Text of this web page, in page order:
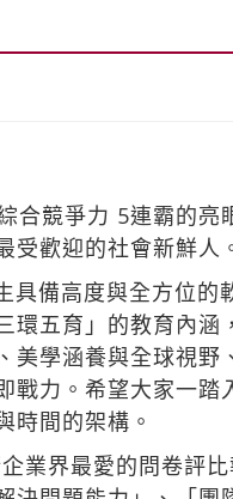
合競爭力 5連霸的
受歡迎的社會新鮮人
備高度與全方位
環五育」的教育內
學涵養與全球視
力。希望大家一
時間的架構。
業界最愛的問卷評